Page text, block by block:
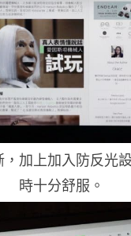
加上加入防反光
時十分舒服。